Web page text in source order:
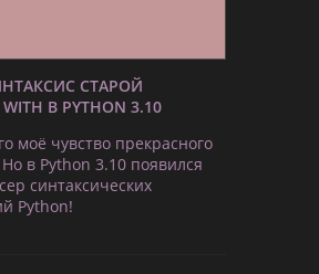
СТАРОЙ
В PYTHON 3.10
моё чувство прекрасного
в Python 3.10 появился
синтаксических
Python!